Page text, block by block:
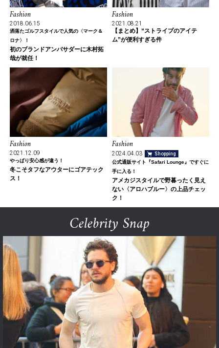
Fashion
2018.06.15
洒落たゴルフスタイルで人気の〈マーク＆
ロナ〉！
初のブランドアンバサダーに木村拓
哉が就任！
Fashion
2021.08.21
【まとめ】“ストライプのアイテ
ム”が便利すぎる件
Fashion
2021.12.09
やっぱり安心感が違う！
冬こそタフなアウターにゴアテック
ス！
Fashion
2024.04.03
Shopping
公式通販サイト『Safari Lounge』ですぐに
手に入る！
アメカジスタイルで野暮ったく見え
ない〈アロハブルー〉の上品チェッ
ク！
Celebrity Snap